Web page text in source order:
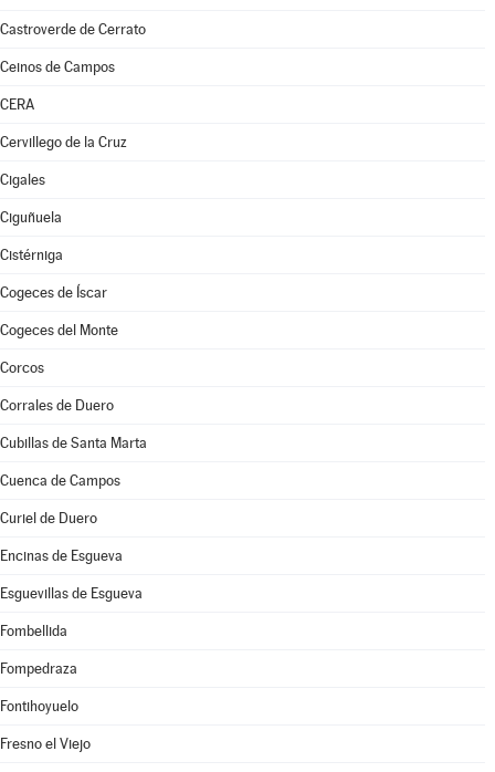
Castroverde de Cerrato
Ceinos de Campos
CERA
Cervillego de la Cruz
Cigales
Ciguñuela
Cistérniga
Cogeces de Íscar
Cogeces del Monte
Corcos
Corrales de Duero
Cubillas de Santa Marta
Cuenca de Campos
Curiel de Duero
Encinas de Esgueva
Esguevillas de Esgueva
Fombellida
Fompedraza
Fontihoyuelo
Fresno el Viejo